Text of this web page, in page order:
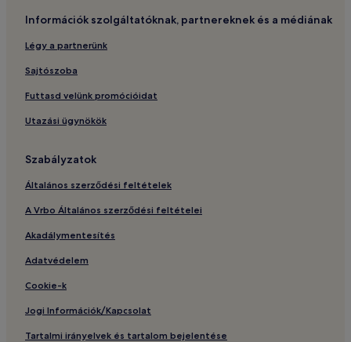
Információk szolgáltatóknak, partnereknek és a médiának
Légy a partnerünk
Sajtószoba
Futtasd velünk promócióidat
Utazási ügynökök
Szabályzatok
Általános szerződési feltételek
A Vrbo Általános szerződési feltételei
Akadálymentesítés
Adatvédelem
Cookie-k
Jogi Információk/Kapcsolat
Tartalmi irányelvek és tartalom bejelentése